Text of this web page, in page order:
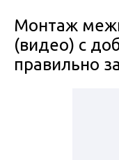
Монтаж
(видео) с
правильно